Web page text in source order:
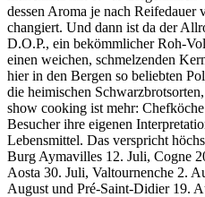
dessen Aroma je nach
changiert. Und dann ist da der
D.O.P., ein bekömmlicher Roh-
einen weichen, schmelzenden
hier in den Bergen so beliebten
die heimischen
show cooking ist mehr:
Besucher ihre eigenen
Lebensmittel. Das verspricht
Burg Aymavilles 12. Juli, Cogne
Aosta 30. Juli, Valtournenche 2.
August und Pré-Saint-Didier 19.